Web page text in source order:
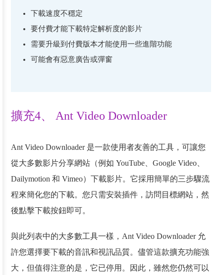
下載速度不穩定
要付費才能下載特定解析度的影片
需要升級到付費版本才能使用一些進階功能
可能會有惡意廣告或彈窗
擴充4、 Ant Video Downloader
Ant Video Downloader 是一款使用者友善的工具，可讓您
從大多數影片分享網站（例如 YouTube、Google Video、
Dailymotion 和 Vimeo）下載影片。它採用簡單的三步驟流
程來簡化您的下載。您只需安裝插件，訪問目標網站，然
後點擊下載按鈕即可。
與此列表中的大多數工具一樣，Ant Video Downloader 允
許您選擇要下載的音訊和視訊品質。儘管這款擴充功能強
大，但值得注意的是，它已停用。因此，雖然您仍然可以